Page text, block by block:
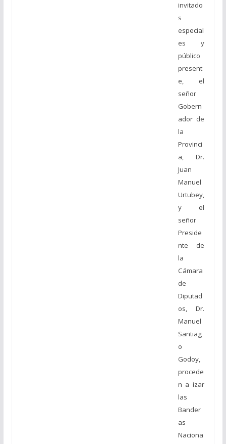
invitado
s
especial
es y
público
present
e, el
señor
Gobern
ador de
la
Provinci
a, Dr.
Juan
Manuel
Urtubey,
y el
señor
Preside
nte de
la
Cámara
de
Diputad
os, Dr.
Manuel
Santiag
o
Godoy,
procede
n a izar
las
Bander
as
Naciona